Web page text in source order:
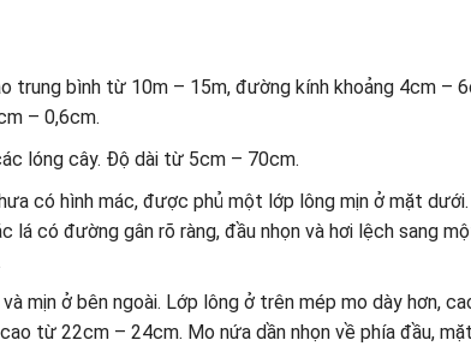
trung bình từ 10m – 15m, đường kính khoảng 4cm –
– 0,6cm.
lóng cây. Độ dài từ 5cm – 70cm.
có hình mác, được phủ một lớp lông mịn ở mặt
lá có đường gân rõ ràng, đầu nhọn và hơi lệch sang
mịn ở bên ngoài. Lớp lông ở trên mép mo dày hơn,
từ 22cm – 24cm. Mo nứa dần nhọn về phía đầu,